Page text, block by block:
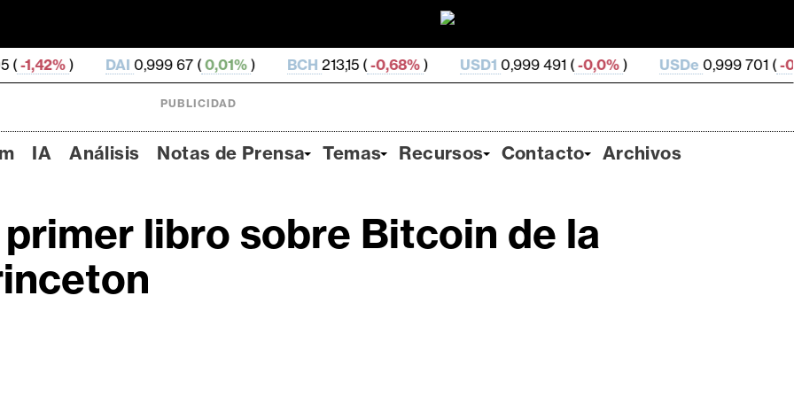
DAI0,999 67 ( 0,01%) BCH213,15 ( -0,68%) USD10,999 491 (-0,0%) USDe0,999 701 (-0,01%)
PUBLICIDAD
IA Análisis Notas de Prensa Temas Recursos Contacto Archivos
libro sobre Bitcoin de la